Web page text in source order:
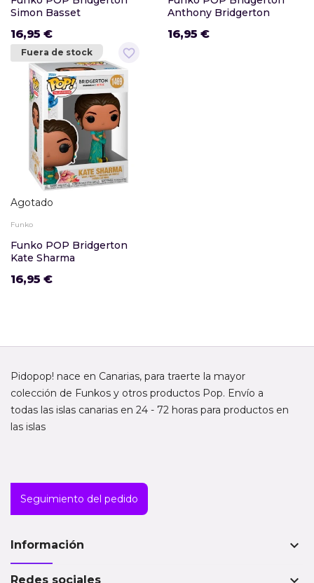
Simon Basset
16,95 €
Anthony Bridgerton
16,95 €
favorite_border
Fuera de stock
Agotado
Funko
Funko POP Bridgerton
Kate Sharma
16,95 €
Pidopop! nace en Canarias, para traerte la mayor
colección de Funkos y otros productos Pop. Envío a
todas las islas canarias en 24 - 72 horas para productos en
las islas
Seguimiento del pedido
Información keyboard_arrow_down
Redes sociales